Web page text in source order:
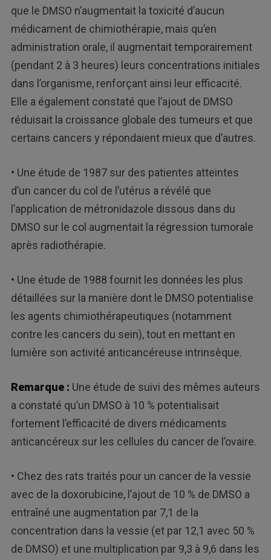
que le DMSO n’augmentait la toxicité d’aucun
médicament de chimiothérapie, mais qu’en
administration orale, il augmentait temporairement
(pendant 2 à 3 heures) leurs concentrations initiales
dans l’organisme, renforçant ainsi leur efficacité.
Elle a également constaté que l’ajout de DMSO
réduisait la croissance globale des tumeurs et que
certains cancers y répondaient mieux que d’autres.
• Une étude de 1987 sur des patientes atteintes
d’un cancer du col de l’utérus a révélé que
l’application de métronidazole dissous dans du
DMSO sur le col augmentait la régression tumorale
après radiothérapie.
• Une étude de 1988 fournit les données les plus
détaillées sur la manière dont le DMSO potentialise
les agents chimiothérapeutiques (notamment
contre les cancers du sein), tout en mettant en
lumière son activité anticancéreuse intrinsèque.
Remarque : Une étude de suivi des mêmes auteurs
a constaté qu’un DMSO à 10 % potentialisait
fortement l’efficacité de divers médicaments
anticancéreux sur les cellules du cancer de l’ovaire.
• Chez des rats traités pour un cancer de la vessie
avec de la doxorubicine, l’ajout de 10 % de DMSO a
entraîné une augmentation par 7,1 de la
concentration dans la vessie (et par 12,1 avec 50 %
de DMSO) et une multiplication par 9,3 à 9,6 dans les